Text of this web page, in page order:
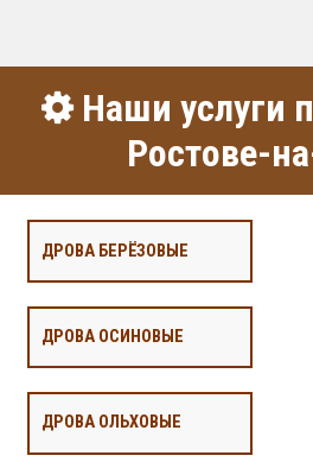
Наши услуги
Ростове-
ДРОВА БЕРЁЗОВЫЕ
ДРОВА ОСИНОВЫЕ
ДРОВА ОЛЬХОВЫЕ